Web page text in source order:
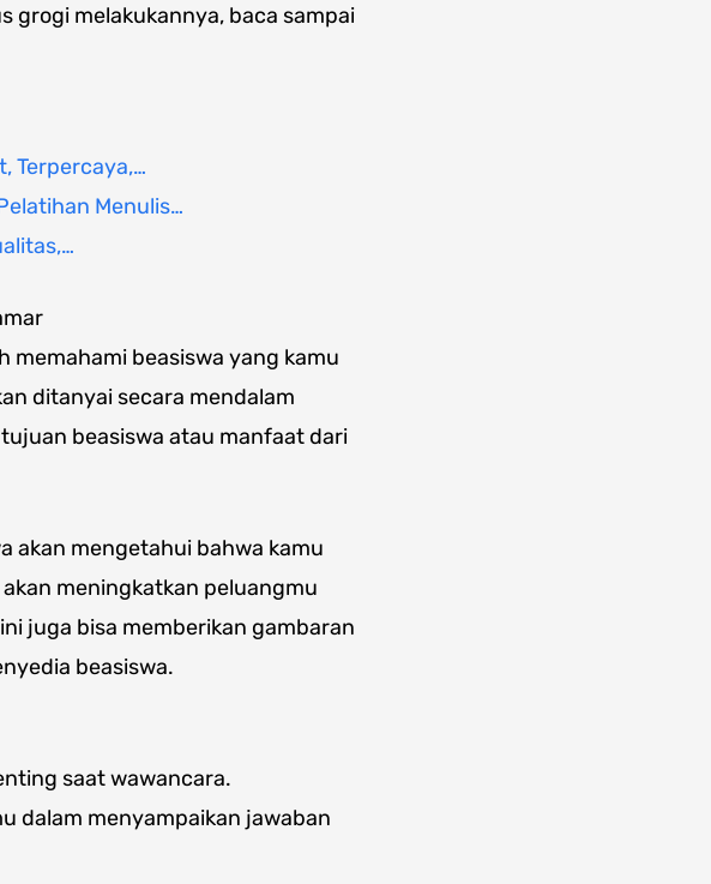
grogi melakukannya, baca sampai
Terpercaya,…
Menulis…
memahami beasiswa yang kamu
ditanyai secara mendalam
beasiswa atau manfaat dari
akan mengetahui bahwa kamu
meningkatkan peluangmu
juga bisa memberikan gambaran
beasiswa.
saat wawancara.
dalam menyampaikan jawaban